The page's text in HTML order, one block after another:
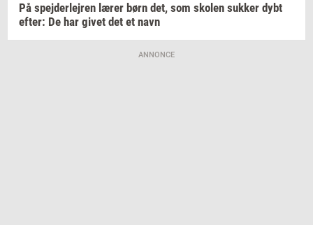
På spej­der­lej­ren lærer børn det, som sko­len suk­ker dybt
efter: De har givet det et navn
ANNONCE